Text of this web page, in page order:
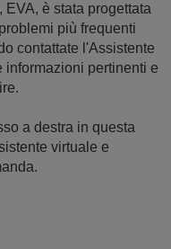
EVA, è stata progettata
più frequenti
contattate l'Assistente
informazioni pertinenti e
a destra in questa
virtuale e